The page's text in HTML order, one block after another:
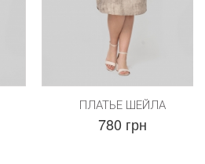
ПЛАТЬЕ ШЕЙЛА
780 грн